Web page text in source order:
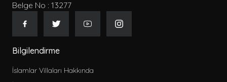
Gecelik Fiyat
Belge No : 13277
Bilgilendirme
İslamlar Villaları Hakkında